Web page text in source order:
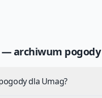
— archiwum pogody
dla Umag?